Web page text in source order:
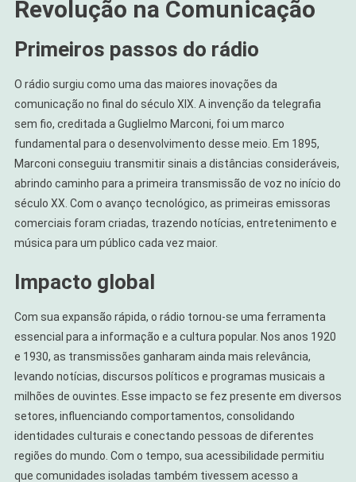
Revolução na Comunicação
Primeiros passos do rádio
O rádio surgiu como uma das maiores inovações da
comunicação no final do século XIX. A invenção da telegrafia
sem fio, creditada a Guglielmo Marconi, foi um marco
fundamental para o desenvolvimento desse meio. Em 1895,
Marconi conseguiu transmitir sinais a distâncias consideráveis,
abrindo caminho para a primeira transmissão de voz no início do
século XX. Com o avanço tecnológico, as primeiras emissoras
comerciais foram criadas, trazendo notícias, entretenimento e
música para um público cada vez maior.
Impacto global
Com sua expansão rápida, o rádio tornou-se uma ferramenta
essencial para a informação e a cultura popular. Nos anos 1920
e 1930, as transmissões ganharam ainda mais relevância,
levando notícias, discursos políticos e programas musicais a
milhões de ouvintes. Esse impacto se fez presente em diversos
setores, influenciando comportamentos, consolidando
identidades culturais e conectando pessoas de diferentes
regiões do mundo. Com o tempo, sua acessibilidade permitiu
que comunidades isoladas também tivessem acesso a